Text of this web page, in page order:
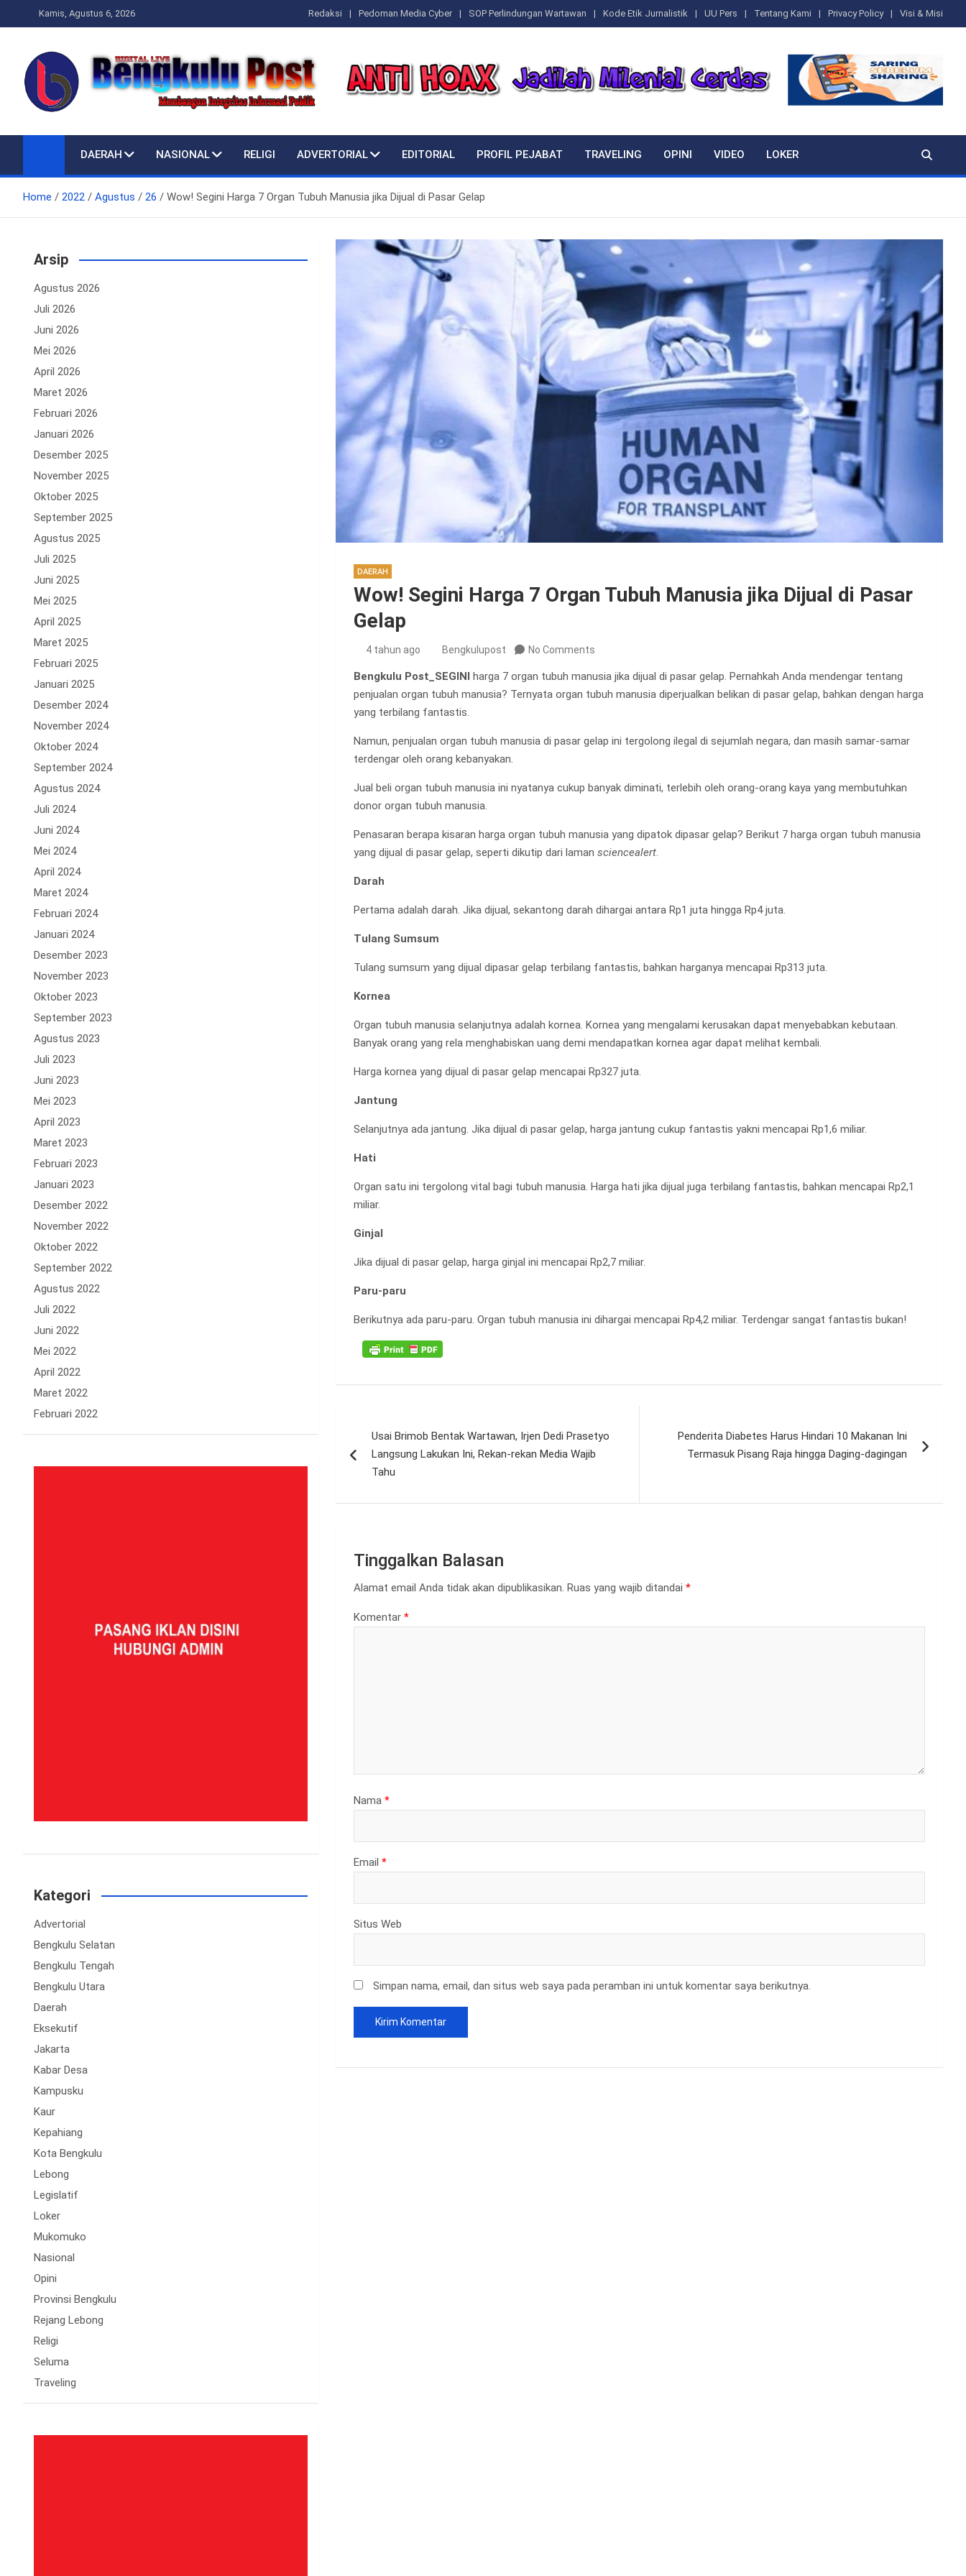
to
Kamis, Agustus 6, 2026 Redaksi Pedoman Media Cyber SOP Perlindungan Wartawan Kode Etik Jurnalistik UU Pers Tentang Kami Privacy Policy Visi & Misi
Bengkulupost.id
DAERAH NASIONAL RELIGI ADVERTORIAL EDITORIAL PROFIL PEJABAT TRAVELING OPINI VIDEO LOKER
Home 2022 Agustus 26 Wow! Segini Harga 7 Organ Tubuh Manusia jika Dijual di Pasar Gelap
DAERAH
Wow! Segini Harga 7 Organ Tubuh Manusia jika Dijual di Pasar
Gelap
4 tahun ago Bengkulupost No Comments
Bengkulu Post_SEGINI harga 7 organ tubuh manusia jika dijual di pasar gelap. Pernahkah Anda mendengar tentang
penjualan organ tubuh manusia? Ternyata organ tubuh manusia diperjualkan belikan di pasar gelap, bahkan dengan harga
yang terbilang fantastis.
Namun, penjualan organ tubuh manusia di pasar gelap ini tergolong ilegal di sejumlah negara, dan masih samar-samar
terdengar oleh orang kebanyakan.
Jual beli organ tubuh manusia ini nyatanya cukup banyak diminati, terlebih oleh orang-orang kaya yang membutuhkan
donor organ tubuh manusia.
Penasaran berapa kisaran harga organ tubuh manusia yang dipatok dipasar gelap? Berikut 7 harga organ tubuh manusia
yang dijual di pasar gelap, seperti dikutip dari laman sciencealert.
Darah
Pertama adalah darah. Jika dijual, sekantong darah dihargai antara Rp1 juta hingga Rp4 juta.
Tulang Sumsum
Tulang sumsum yang dijual dipasar gelap terbilang fantastis, bahkan harganya mencapai Rp313 juta.
Kornea
Organ tubuh manusia selanjutnya adalah kornea. Kornea yang mengalami kerusakan dapat menyebabkan kebutaan.
Banyak orang yang rela menghabiskan uang demi mendapatkan kornea agar dapat melihat kembali.
Harga kornea yang dijual di pasar gelap mencapai Rp327 juta.
Jantung
Selanjutnya ada jantung. Jika dijual di pasar gelap, harga jantung cukup fantastis yakni mencapai Rp1,6 miliar.
Hati
Organ satu ini tergolong vital bagi tubuh manusia. Harga hati jika dijual juga terbilang fantastis, bahkan mencapai Rp2,1
miliar.
Ginjal
Jika dijual di pasar gelap, harga ginjal ini mencapai Rp2,7 miliar.
Paru-paru
Berikutnya ada paru-paru. Organ tubuh manusia ini dihargai mencapai Rp4,2 miliar. Terdengar sangat fantastis bukan!
posUsai Brimob Bentak Wartawan, Irjen Dedi Prasetyo
Langsung Lakukan Ini, Rekan-rekan Media Wajib
Tahu
Penderita Diabetes Harus Hindari 10 Makanan Ini
Termasuk Pisang Raja hingga Daging-dagingan
Tinggalkan Balasan
Alamat email Anda tidak akan dipublikasikan. Ruas yang wajib ditandai *
Komentar *
Nama *
Email *
Situs Web
Simpan nama, email, dan situs web saya pada peramban ini untuk komentar saya berikutnya.
Arsip
Agustus 2026
Juli 2026
Juni 2026
Mei 2026
April 2026
Maret 2026
Februari 2026
Januari 2026
Desember 2025
November 2025
Oktober 2025
September 2025
Agustus 2025
Juli 2025
Juni 2025
Mei 2025
April 2025
Maret 2025
Februari 2025
Januari 2025
Desember 2024
November 2024
Oktober 2024
September 2024
Agustus 2024
Juli 2024
Juni 2024
Mei 2024
April 2024
Maret 2024
Februari 2024
Januari 2024
Desember 2023
November 2023
Oktober 2023
September 2023
Agustus 2023
Juli 2023
Juni 2023
Mei 2023
April 2023
Maret 2023
Februari 2023
Januari 2023
Desember 2022
November 2022
Oktober 2022
September 2022
Agustus 2022
Juli 2022
Juni 2022
Mei 2022
April 2022
Maret 2022
Februari 2022
Kategori
Advertorial
Bengkulu Selatan
Bengkulu Tengah
Bengkulu Utara
Daerah
Eksekutif
Jakarta
Kabar Desa
Kampusku
Kaur
Kepahiang
Kota Bengkulu
Lebong
Legislatif
Loker
Mukomuko
Nasional
Opini
Provinsi Bengkulu
Rejang Lebong
Religi
Seluma
Traveling